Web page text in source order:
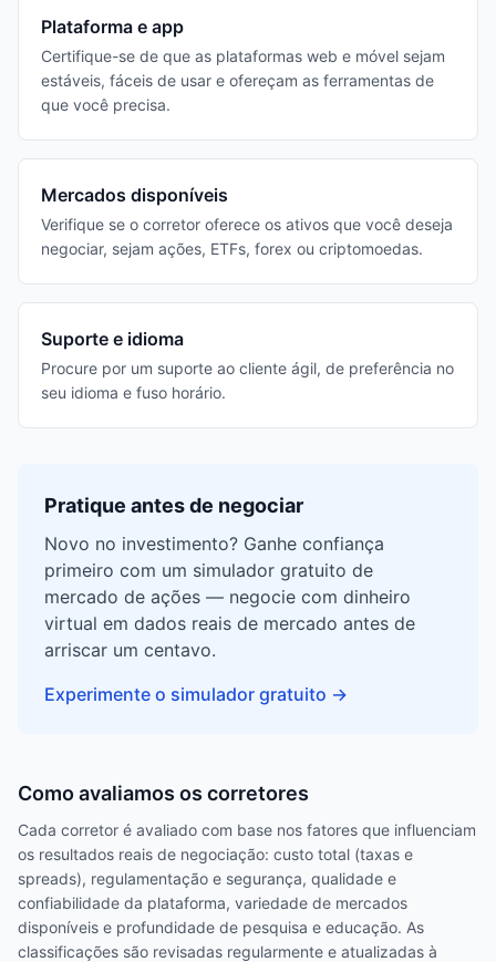
Plataforma e app
Certifique-se de que as plataformas web e móvel sejam
estáveis, fáceis de usar e ofereçam as ferramentas de
que você precisa.
Mercados disponíveis
Verifique se o corretor oferece os ativos que você deseja
negociar, sejam ações, ETFs, forex ou criptomoedas.
Suporte e idioma
Procure por um suporte ao cliente ágil, de preferência no
seu idioma e fuso horário.
Pratique antes de negociar
Novo no investimento? Ganhe confiança
primeiro com um simulador gratuito de
mercado de ações — negocie com dinheiro
virtual em dados reais de mercado antes de
arriscar um centavo.
Experimente o simulador gratuito →
Como avaliamos os corretores
Cada corretor é avaliado com base nos fatores que influenciam
os resultados reais de negociação: custo total (taxas e
spreads), regulamentação e segurança, qualidade e
confiabilidade da plataforma, variedade de mercados
disponíveis e profundidade de pesquisa e educação. As
classificações são revisadas regularmente e atualizadas à